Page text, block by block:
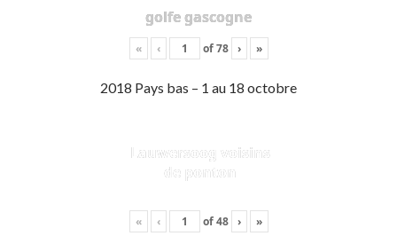
golfe gascogne
« ‹ of78 › »
2018 Pays bas – 1 au 18 octobre
Lauwersoog voisins
de ponton
« ‹ of48 › »